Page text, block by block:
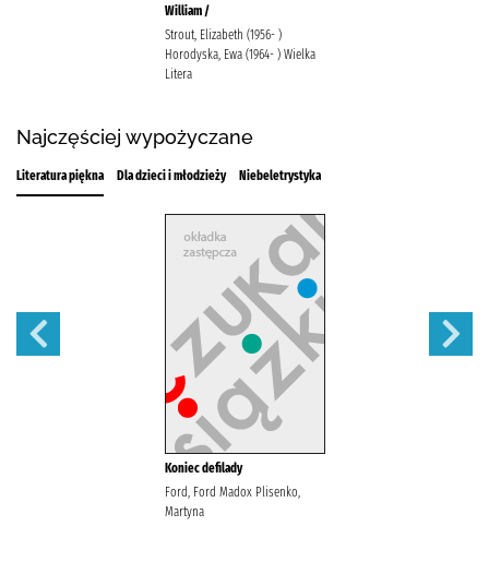
William /
Strout, Elizabeth (1956- )
Horodyska, Ewa (1964- ) Wielka
Litera
Najczęściej wypożyczane
Literatura piękna Dla dzieci i młodzieży Niebeletrystyka
Koniec defilady
Ford, Ford Madox Plisenko,
Martyna